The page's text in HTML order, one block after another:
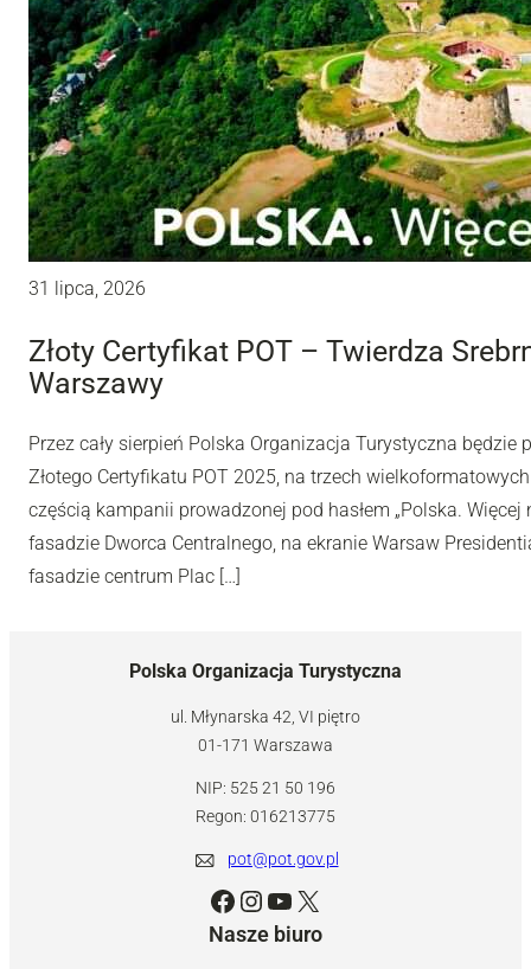
31 lipca, 2026
Złoty Certyfikat POT – Twierdza
Warszawy
Przez cały sierpień Polska Organizacja Turystyczna
Złotego Certyfikatu POT 2025, na trzech
częścią kampanii prowadzonej pod hasłem „Polska.
fasadzie Dworca Centralnego, na ekranie Warsaw
fasadzie centrum Plac […]
Polska Organizacja Turystyczna
ul. Młynarska 42, VI piętro
01-171 Warszawa
NIP: 525 21 50 196
Regon: 016213775
pot@pot.gov.pl
Facebook Instagram YouTube X
Nasze biuro